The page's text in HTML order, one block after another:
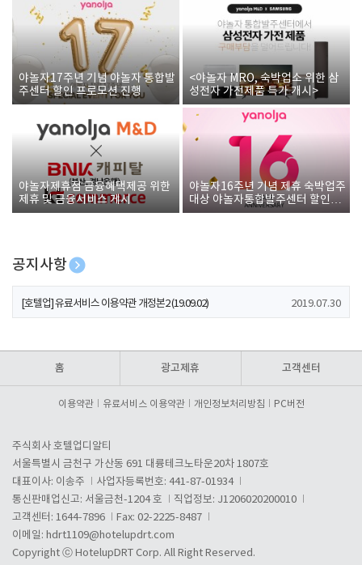
야놀자17주년 기념 야놀자 통합발
주센터 할인 프로모션 진행
<야놀자 MRO, 숙박업소 위한 삼
성전자 가전제품 특가 개시>
야놀자제휴점 금융혜택제공 위한
제휴 및 금융서비스 게시
야놀자16주년 기념 제휴 숙박업주
대상 야놀자통합발주센터 할인쿠
폰 증정
공지사항
[호텔업] 개인정보 처리방침 개정본1 (19.09.02)
[호텔업] 유료서비스 이용약관 개정본2 (19.09.02) 2019.07.30
홈 광고제휴 고객센터
이용약관 유료서비스 이용약관 개인정보처리방침 PC버전
주식회사 호텔업디알티
서울특별시 금천구 가산동 691 대륭테크노타운20차 1807호
대표이사: 이송주
사업자등록번호: 441-87-01934
통신판매업신고: 서울금천-1204 호
직업정보: J1206020200010
고객센터: 1644-7896
Fax: 02-2225-8487
이메일: hdrt1109@hotelupdrt.com
Copyright ⓒ HotelupDRT Corp. All Right Reserved.